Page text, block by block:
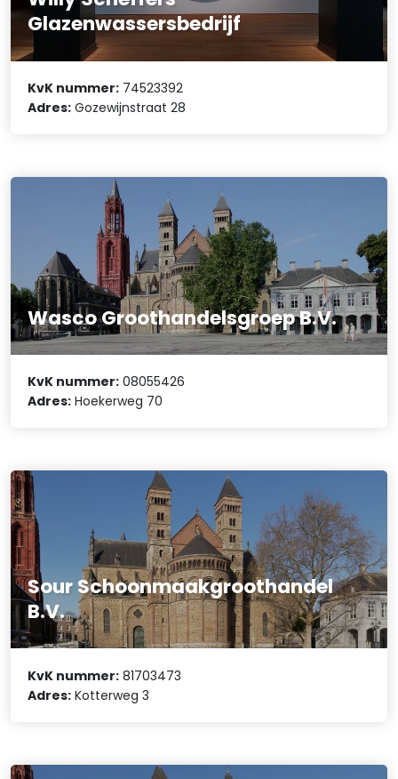
Glazenwassersbedrijf
KvK nummer: 74523392
Adres: Gozewijnstraat 28
Wasco Groothandelsgroep B.V.
KvK nummer: 08055426
Adres: Hoekerweg 70
Sour Schoonmaakgroothandel
B.V.
KvK nummer: 81703473
Adres: Kotterweg 3